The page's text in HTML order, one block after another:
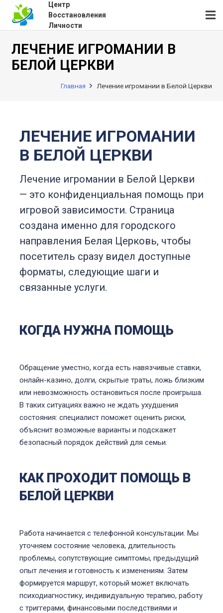
Центр
Восстановления
Личности
ЛЕЧЕНИЕ ИГРОМАНИИ В
БЕЛОЙ ЦЕРКВИ
Главная Лечение игромании в Белой Церкви
ЛЕЧЕНИЕ ИГРОМАНИИ
В БЕЛОЙ ЦЕРКВИ
Лечение игромании в Белой Церкви
— это конфиденциальная помощь при
игровой зависимости. Страница
создана именно для городского
направления Белая Церковь, чтобы
посетитель сразу видел доступные
форматы, следующие шаги и
связанные услуги.
КОГДА НУЖНА ПОМОЩЬ
Обращение уместно, когда есть навязчивые ставки,
онлайн-казино, долги, скрытые траты, ложь близким
или невозможность остановиться после проигрыша.
В таких ситуациях важно не ждать ухудшения
состояния: специалист поможет оценить риски,
объяснит возможные варианты и подскажет
безопасный порядок действий для семьи.
КАК ПРОХОДИТ ПОМОЩЬ В
БЕЛОЙ ЦЕРКВИ
Работа начинается с телефонной консультации. Мы
уточняем состояние человека, длительность
проблемы, сопутствующие симптомы, предыдущий
опыт лечения и готовность к изменениям. Затем
формируется маршрут, который может включать
психодиагностику, индивидуальную терапию, работу
с триггерами, финансовыми последствиями и